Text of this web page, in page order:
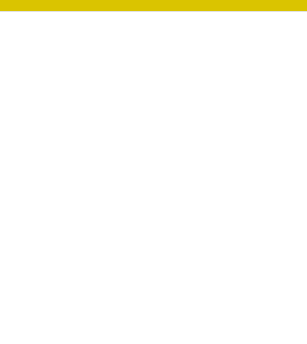
LA LAGUNA